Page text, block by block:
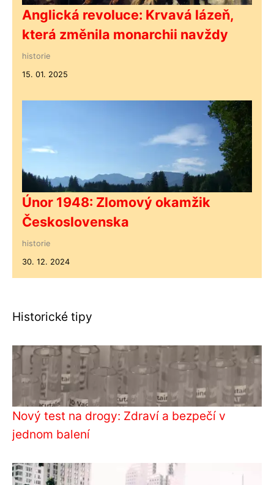
Anglická revoluce: Krvavá lázeň,
která změnila monarchii navždy
historie
15. 01. 2025
Únor 1948: Zlomový okamžik
Československa
historie
30. 12. 2024
Historické tipy
Nový test na drogy: Zdraví a bezpečí v
jednom balení